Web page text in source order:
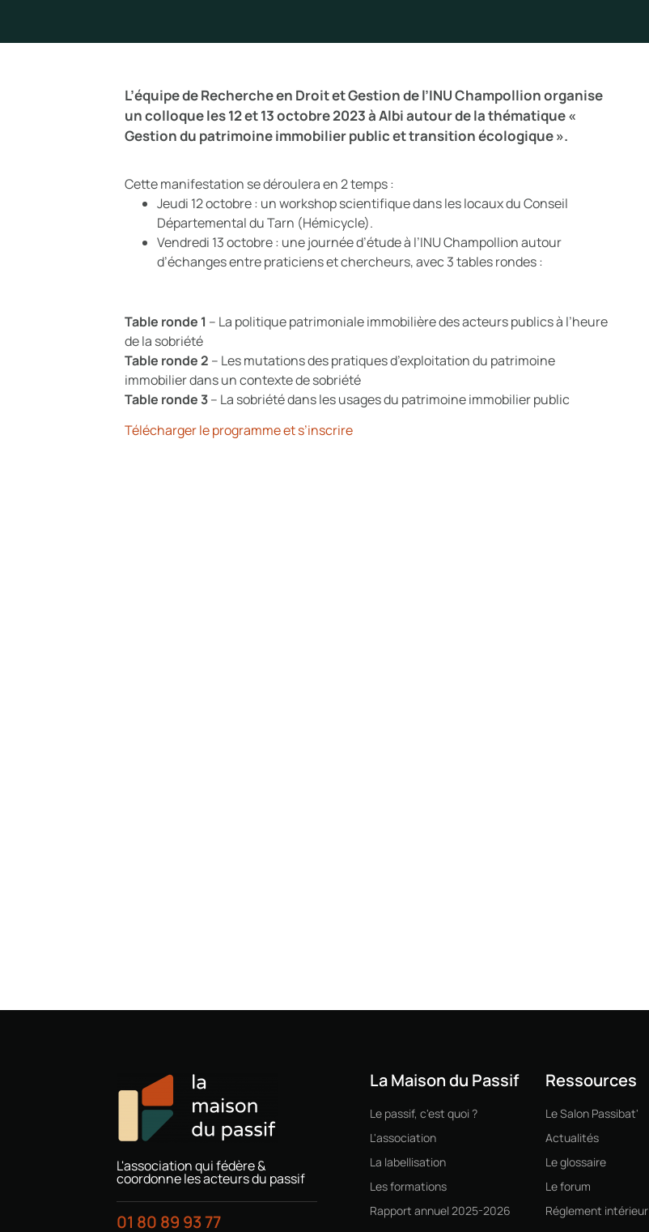
L’équipe de Recherche en Droit et Gestion de l’INU Champollion organise
un colloque les 12 et 13 octobre 2023 à Albi autour de la thématique «
Gestion du patrimoine immobilier public et transition écologique ».
Cette manifestation se déroulera en 2 temps :
Jeudi 12 octobre : un workshop scientifique dans les locaux du Conseil
Départemental du Tarn (Hémicycle).
Vendredi 13 octobre : une journée d’étude à l’INU Champollion autour
d’échanges entre praticiens et chercheurs, avec 3 tables rondes :
Table ronde 1 – La politique patrimoniale immobilière des acteurs publics à l’heure
de la sobriété
Table ronde 2 – Les mutations des pratiques d’exploitation du patrimoine
immobilier dans un contexte de sobriété
Table ronde 3– La sobriété dans les usages du patrimoine immobilier public
Télécharger le programme et s’inscrire
L'association qui fédère &
coordonne les acteurs du passif
01 80 89 93 77
La Maison du Passif
Le passif, c'est quoi ?
L'association
La labellisation
Les formations
Rapport annuel 2025-2026
Ressources
Le Salon Passibat'
Actualités
Le glossaire
Le forum
Réglement intérieur